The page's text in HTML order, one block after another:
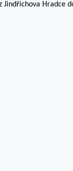
Jindřichova Hradce